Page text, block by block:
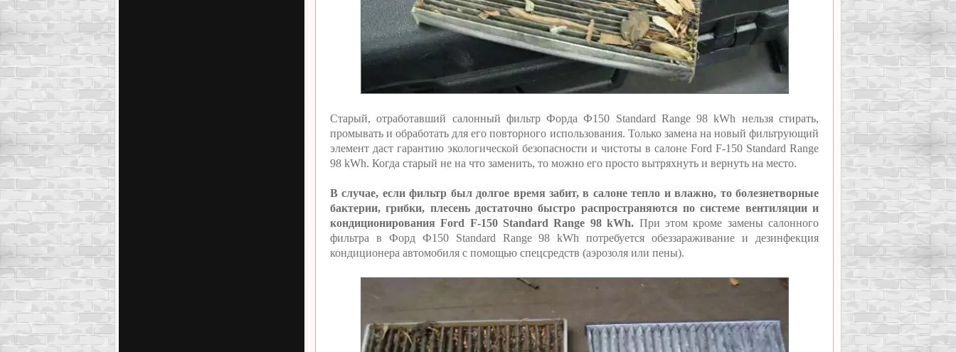
Старый, отработавший салонный фильтр Форда Ф150 Standard Range 98 kWh нельзя стирать,
промывать и обработать для его повторного использования. Только замена на новый фильтрующий
элемент даст гарантию экологической безопасности и чистоты в салоне Ford F-150 Standard Range
98 kWh. Когда старый не на что заменить, то можно его просто вытряхнуть и вернуть на место.
В случае, если фильтр был долгое время забит, в салоне тепло и влажно, то болезнетворные
бактерии, грибки, плесень достаточно быстро распространяются по системе вентиляции и
кондиционирования Ford F-150 Standard Range 98 kWh. При этом кроме замены салонного
фильтра в Форд Ф150 Standard Range 98 kWh потребуется обеззараживание и дезинфекция
кондиционера автомобиля с помощью спецсредств (аэрозоля или пены).